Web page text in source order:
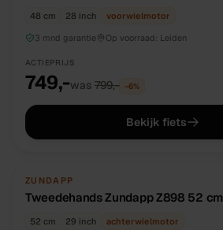
48 cm 28 inch
voorwielmotor
3 mnd garantie
Op voorraad: Leiden
ACTIEPRIJS
749,-was 799,- −6%
Bekijk fiets
TWEEDEHANDS
ZUNDAPP
Tweedehands Zundapp Z898 52 cm
52 cm 29 inch
achterwielmotor